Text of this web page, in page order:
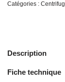
Catégories :
Description
Fiche technique